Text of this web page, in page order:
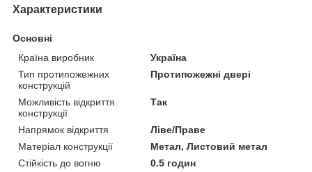
Характеристики
Основні
Країна виробник
Україна
Тип протипожежних
конструкцій
Протипожежні двері
Можливість відкриття
конструкції
Так
Напрямок відкриття
Ліве/Праве
Матеріал конструкції
Метал, Листовий метал
Стійкість до вогню
0.5 годин